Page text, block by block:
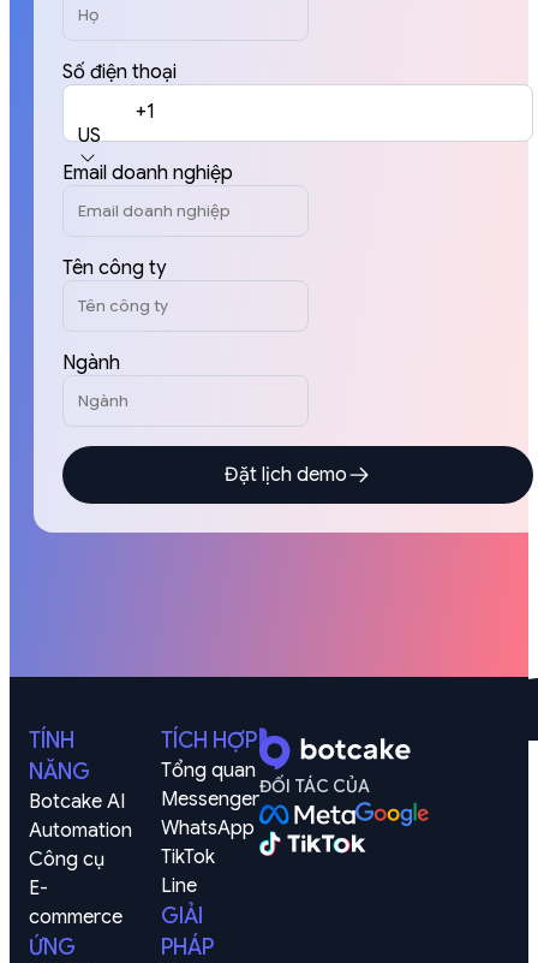
Số điện thoại
US
+1
Email doanh nghiệp
Tên công ty
Ngành
Đặt lịch demo
TÍNH
NĂNG
Botcake AI
Automation
Công cụ
E-
commerce
ỨNG
TÍCH HỢP
Tổng quan
Messenger
WhatsApp
TikTok
Line
GIẢI
PHÁP
ĐỐI TÁC CỦA